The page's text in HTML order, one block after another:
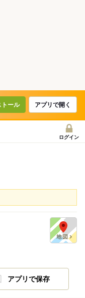
トール アプリで開く
ログイン
アプリで保存